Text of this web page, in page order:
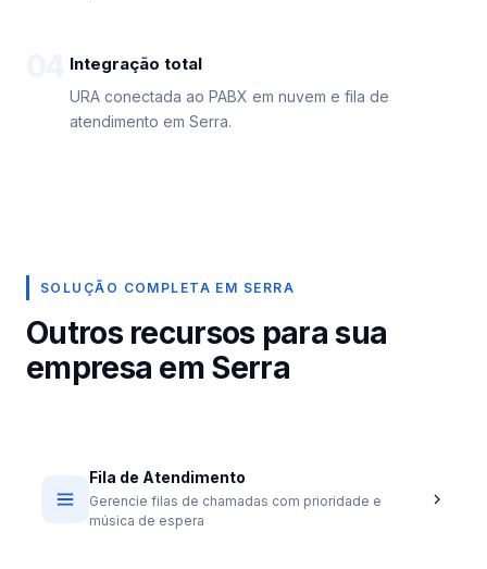
Integração total
URA conectada ao PABX em nuvem e fila de
atendimento em Serra.
SOLUÇÃO COMPLETA EM SERRA
Outros recursos para sua
empresa em Serra
Fila de Atendimento
Gerencie filas de chamadas com prioridade e
música de espera